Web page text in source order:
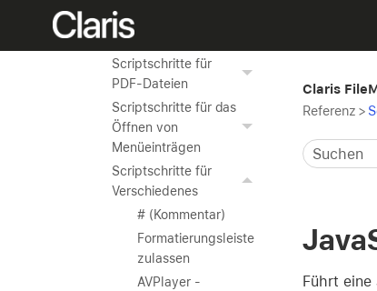
Scriptschritte für die
Rechtschreibung
Scriptschritte für
PDF-Dateien
Scriptschritte für das
Öffnen von
Menüeinträgen
Scriptschritte für
Verschiedenes
# (Kommentar)
Formatierungsleiste
zulassen
AVPlayer -
Claris
Referenz >
Führt eine